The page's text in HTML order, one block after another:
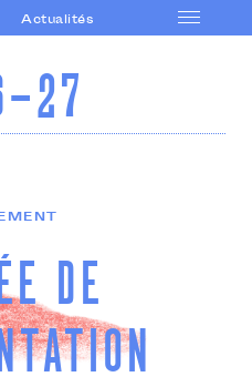
Actualités
27
DE